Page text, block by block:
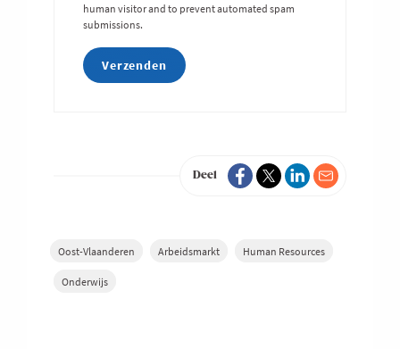
human visitor and to prevent automated spam
submissions.
Deel
Oost-Vlaanderen Arbeidsmarkt Human Resources
Onderwijs